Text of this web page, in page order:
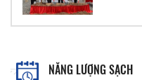
NĂNG LƯỢNG SẠCH